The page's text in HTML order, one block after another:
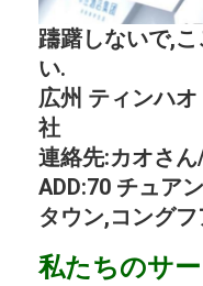
躊躇しないで,
い.
広州 ティンハ
社
連絡先:カオさ
ADD:70 チュア
タウン,コング
私たちのサ